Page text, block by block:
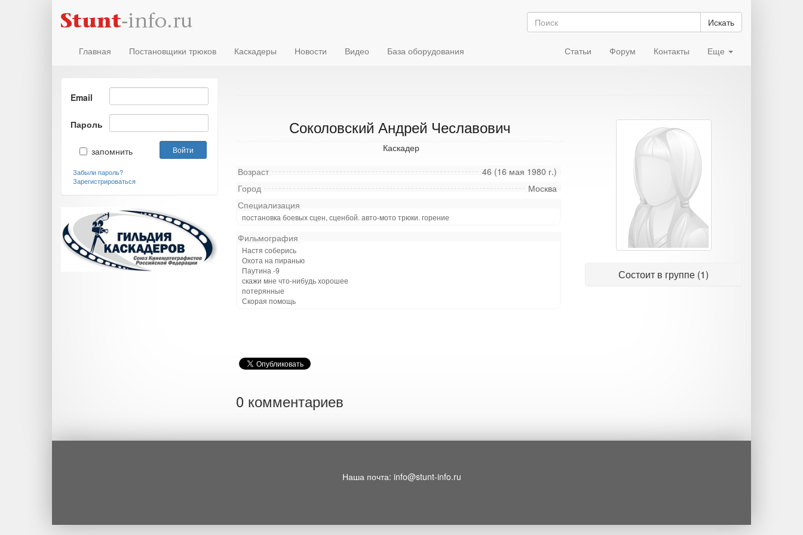
Искать
Главная Постановщики трюков Каскадеры Новости Видео База оборудования Статьи Форум Контакты Еще
Email
Пароль
запомнить
Забыли пароль?
Зарегистрироваться
Соколовский Андрей Чеславович
Каскадер
46 (16 мая 1980 г.)
Возраст
Москва
Город
Специализация
постановка боевых сцен, сценбой. авто-мото трюки. горение
Фильмография
Настя соберись
Охота на пиранью
Паутина -9
скажи мне что-нибудь хорошее
потерянные
Скорая помощь
Состоит в группе (1)
0 комментариев
Наша почта: info@stunt-info.ru